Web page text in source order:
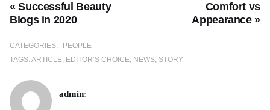
Comfort vs
Appearance »
« Successful Beauty
Blogs in 2020
CATEGORIES:
PEOPLE
TAGS: ARTICLE EDITOR’S CHOICE NEWS STORY
admin: